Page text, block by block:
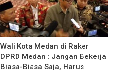
Wali Kota Medan di Raker
DPRD Medan : Jangan Bekerja
Biasa-Biasa Saja, Harus